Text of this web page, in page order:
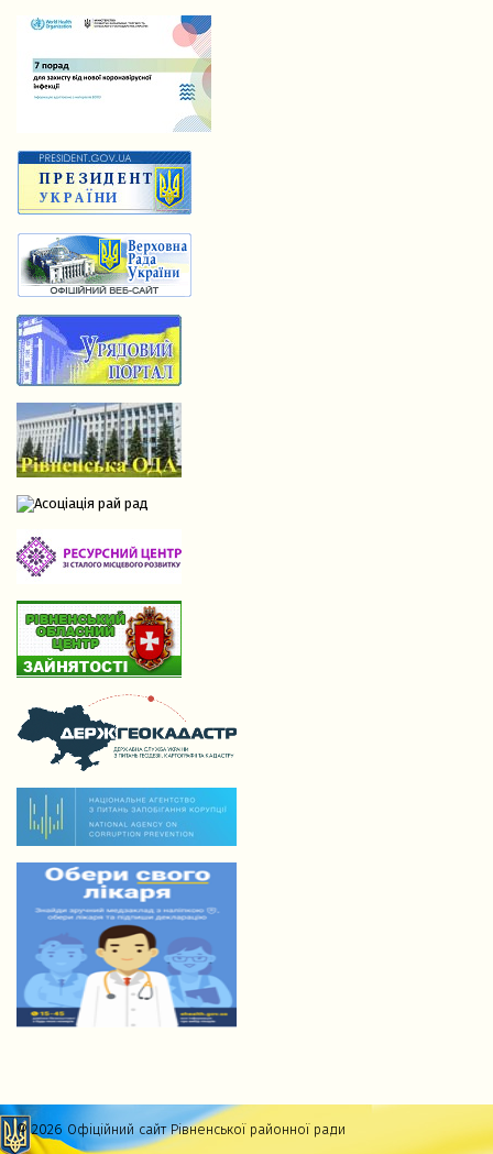
© 2026 Офіційний сайт Рівненської районної ради